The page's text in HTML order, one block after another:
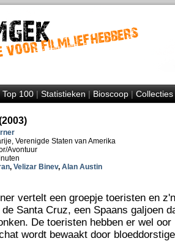
Top 100|Statistieken|Bioscoop|Collecties
Verenigde Staten van Amerika
Avontuur
, Velizar Binev, Alan Austin
vertelt een groepje toeristen en
Santa Cruz, een Spaans galjoen
De toeristen hebben er wel oor
wordt bewaakt door